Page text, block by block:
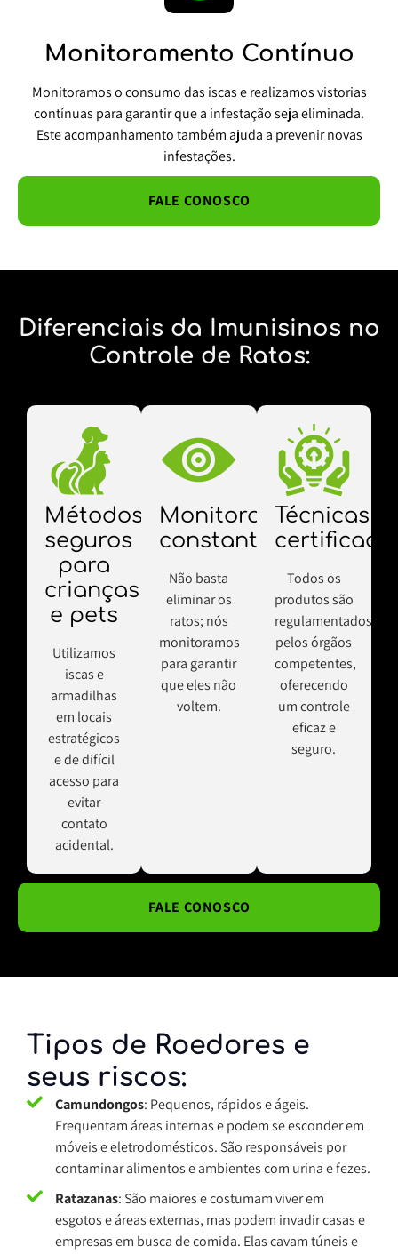
Monitoramento Contínuo
Monitoramos o consumo das iscas e realizamos vistorias
contínuas para garantir que a infestação seja eliminada.
Este acompanhamento também ajuda a prevenir novas
infestações.
FALE CONOSCO
Diferenciais da Imunisinos no
Controle de Ratos:
Métodos
seguros
para
crianças
e pets
Utilizamos
iscas e
armadilhas
em locais
estratégicos
e de difícil
acesso para
evitar
contato
acidental.
Monitoramento
constante
Não basta
eliminar os
ratos; nós
monitoramos
para garantir
que eles não
voltem.
Técnicas
Todos os
produtos são
regulamentados
pelos órgãos
competentes,
oferecendo
um controle
eficaz e
seguro.
FALE CONOSCO
Tipos de Roedores e
seus riscos:
Camundongos: Pequenos, rápidos e ágeis.
Frequentam áreas internas e podem se esconder em
móveis e eletrodomésticos. São responsáveis por
contaminar alimentos e ambientes com urina e fezes.
Ratazanas: São maiores e costumam viver em
esgotos e áreas externas, mas podem invadir casas e
empresas em busca de comida. Elas cavam túneis e